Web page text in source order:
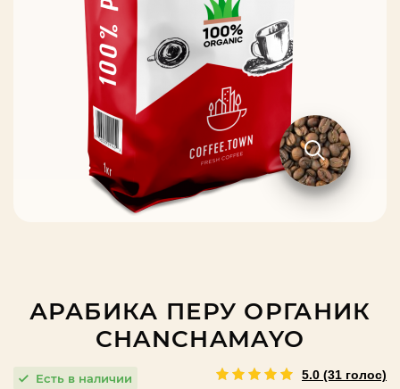
АРАБИКА ПЕРУ ОРГАНИК
CHANCHAMAYO
Есть в наличии 5.0 (31 голос)